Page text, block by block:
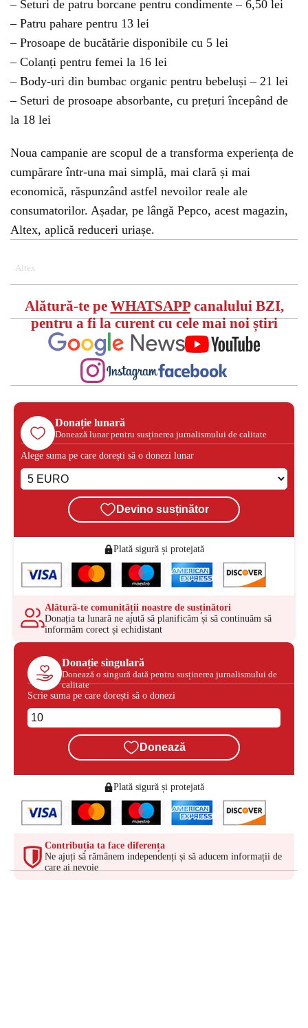
– Seturi de patru borcane pentru condimente – 6,50 lei
– Patru pahare pentru 13 lei
– Prosoape de bucătărie disponibile cu 5 lei
– Colanți pentru femei la 16 lei
– Body-uri din bumbac organic pentru bebeluși – 21 lei
– Seturi de prosoape absorbante, cu prețuri începând de
la 18 lei
Noua campanie are scopul de a transforma experiența de
cumpărare într-una mai simplă, mai clară și mai
economică, răspunzând astfel nevoilor reale ale
consumatorilor. Așadar, pe lângă Pepco, acest magazin,
Altex, aplică reduceri uriașe.
Altex
Alătură-te pe WHATSAPPcanalului BZI,
pentru a fi la curent cu cele mai noi știri
Donație lunară
Donează lunar pentru susținerea jurnalismului de calitate
Alege suma pe care dorești să o donezi lunar
Devino susținător
Plată sigură și protejată
Alătură-te comunității noastre de susținători
Donația ta lunară ne ajută să planificăm și să continuăm să
informăm corect și echidistant
Donație singulară
Donează o singură dată pentru susținerea jurnalismului de
calitate
Scrie suma pe care dorești să o donezi
Donează
Plată sigură și protejată
Contribuția ta face diferența
Ne ajuți să rămânem independenți și să aducem informații de
care ai nevoie